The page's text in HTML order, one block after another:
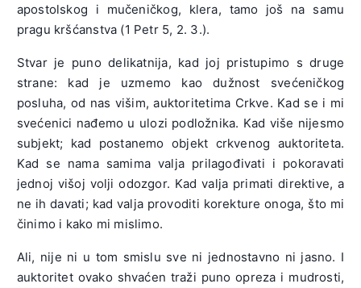
apostolskog i mučeničkog, klera, tamo još na samu
pragu kršćanstva (1 Petr 5, 2. 3.).
Stvar je puno delikatnija, kad joj pristupimo s druge
strane: kad je uzmemo kao dužnost svećeničkog
posluha, od nas višim, auktoritetima Crkve. Kad se i mi
svećenici nađemo u ulozi podložnika. Kad više nijesmo
subjekt; kad postanemo objekt crkvenog auktoriteta.
Kad se nama samima valja prilagođivati i pokoravati
jednoj višoj volji odozgor. Kad valja primati direktive, a
ne ih davati; kad valja provoditi korekture onoga, što mi
činimo i kako mi mislimo.
Ali, nije ni u tom smislu sve ni jednostavno ni jasno. I
auktoritet ovako shvaćen traži puno opreza i mudrosti,